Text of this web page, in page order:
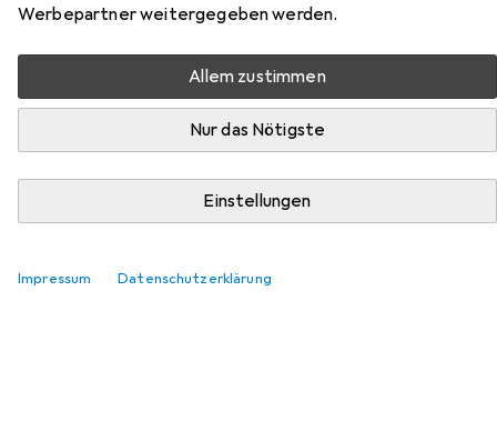
Werbepartner weitergegeben werden.
Allem zustimmen
Nur das Nötigste
Einstellungen
Impressum Datenschutzerklärung
Relevanz
Produktliste
EUR
13,71
457